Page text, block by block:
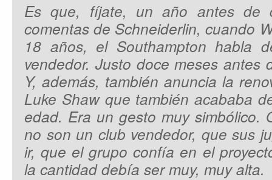
Es que, fíjate, un año antes de
comentas de Schneiderlin, cuando
18 años, el Southampton habla
vendedor. Justo doce meses antes
Y, además, también anuncia la
Luke Shaw que también acababa
edad. Era un gesto muy simbólico.
no son un club vendedor, que sus
ir, que el grupo confía en el
la cantidad debía ser muy, muy alta.